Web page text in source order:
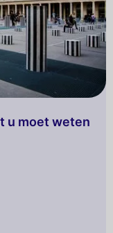
u moet weten